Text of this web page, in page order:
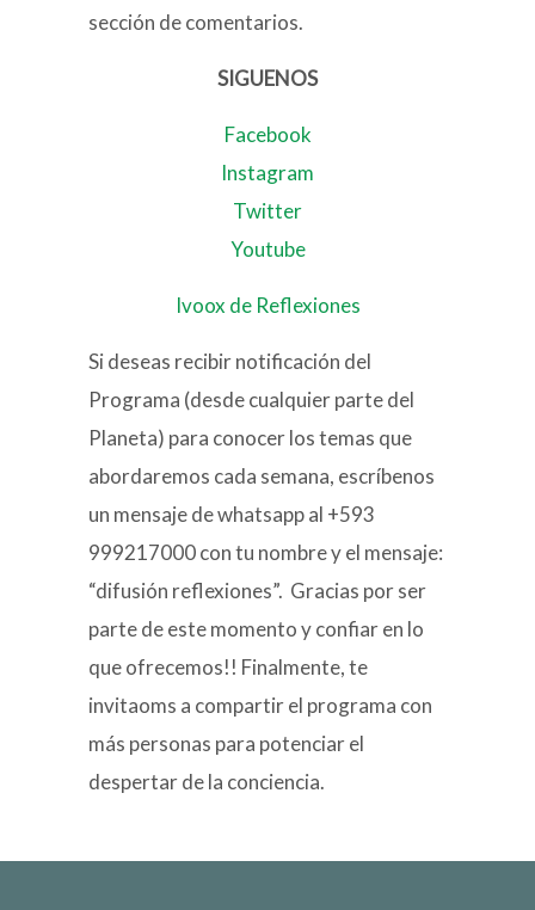
sección de comentarios.
SIGUENOS
Facebook
Instagram
Twitter
Youtube
Ivoox de Reflexiones
Si deseas recibir notificación del
Programa (desde cualquier parte del
Planeta) para conocer los temas que
abordaremos cada semana, escríbenos
un mensaje de whatsapp al +593
999217000 con tu nombre y el mensaje:
“difusión reflexiones”. Gracias por ser
parte de este momento y confiar en lo
que ofrecemos!! Finalmente, te
invitaoms a compartir el programa con
más personas para potenciar el
despertar de la conciencia.